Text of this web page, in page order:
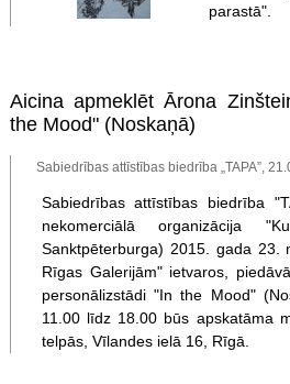
parastā".
Aicina apmeklēt Ārona
the Mood" (Noskaņā)
Sabiedrības attīstības biedrība „TAPA”,
Sabiedrības attīstības biedrība
nekomerciālā organizācija
Sanktpēterburga) 2015. gada 23.
Rīgas Galerijām" ietvaros,
personālizstādi "In the Mood"
11.00 līdz 18.00 būs apskatāma
telpās, Vīlandes ielā 16, Rīgā.